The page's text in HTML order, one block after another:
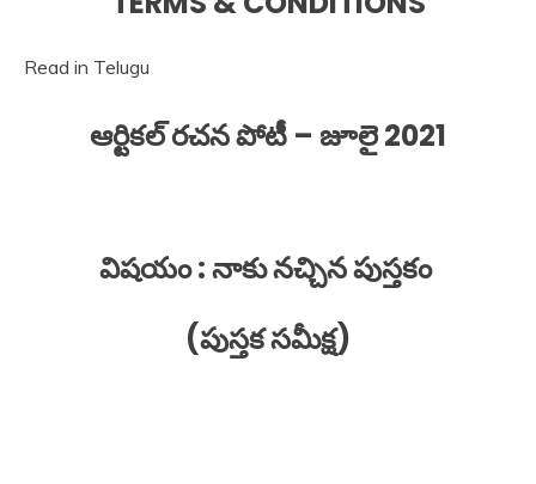
Read in Telugu
ఆర్టికల్ రచన పోటీ – జూలై 2021
విషయం : నాకు నచ్చిన పుస్తకం
(పుస్తకసమీక్ష)